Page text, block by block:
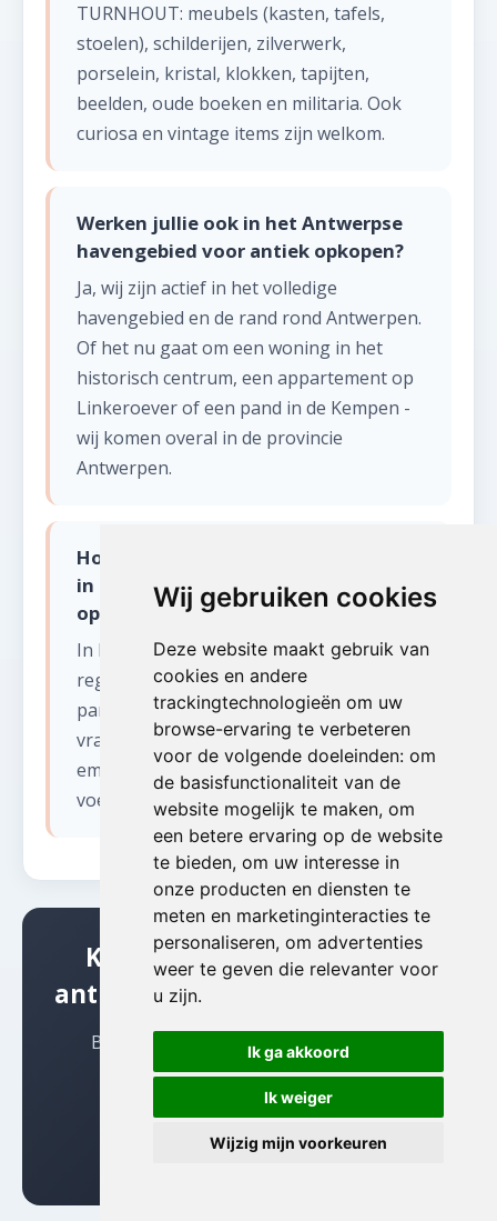
Wij gebruiken cookies
Deze website maakt gebruik van
cookies en andere
trackingtechnologieën om uw
browse-ervaring te verbeteren
voor de volgende doeleinden: om
de basisfunctionaliteit van de
website mogelijk te maken, om
een betere ervaring op de website
te bieden, om uw interesse in
onze producten en diensten te
meten en marketinginteracties te
personaliseren, om advertenties
weer te geven die relevanter voor
u zijn.
Ik ga akkoord
Ik weiger
Wijzig mijn voorkeuren
TURNHOUT: meubels (kasten, tafels,
stoelen), schilderijen, zilverwerk,
porselein, kristal, klokken, tapijten,
beelden, oude boeken en militaria. Ook
curiosa en vintage items zijn welkom.
Werken jullie ook in het Antwerpse
havengebied voor antiek opkopen?
Ja, wij zijn actief in het volledige
havengebied en de rand rond Antwerpen.
Of het nu gaat om een woning in het
historisch centrum, een appartement op
Linkeroever of een pand in de Kempen -
wij komen overal in de provincie
Antwerpen.
Hoe gaan jullie om met parkeerdruk
in de stad Antwerpen bij antiek
opkopen?
In het stadscentrum van Antwerpen
regelen wij indien nodig een tijdelijke
parkeervergunning voor onze
vrachtwagen. Wij kennen de lage-
emissiezone en beschikken over
voertuigen die aan alle normen voldoen.
Klaar om te beginnen met
antiek opkopen in TURNHOUT?
Bel ons vandaag nog voor een gratis,
vrijblijvende offerte
☎ 0493 18 10 47